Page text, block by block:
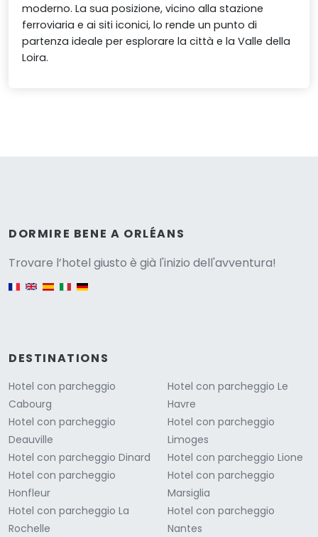
moderno. La sua posizione, vicino alla stazione
ferroviaria e ai siti iconici, lo rende un punto di
partenza ideale per esplorare la città e la Valle della
Loira.
DORMIRE BENE A ORLÉANS
Trovare l’hotel giusto è già l'inizio dell'avventura!
DESTINATIONS
Hotel con parcheggio
Cabourg
Hotel con parcheggio
Deauville
Hotel con parcheggio Dinard
Hotel con parcheggio
Honfleur
Hotel con parcheggio La
Rochelle
Hotel con parcheggio Le
Havre
Hotel con parcheggio
Limoges
Hotel con parcheggio Lione
Hotel con parcheggio
Marsiglia
Hotel con parcheggio
Nantes